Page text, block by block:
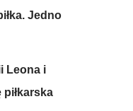
Jedno
Leona i
piłkarska